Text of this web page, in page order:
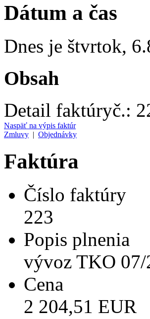
Dátum a čas
Dnes je štvrtok,
Obsah
Detail faktúryč.:
Naspäť na výpis faktúr
Zmluvy | Objednávky
Faktúra
Číslo faktúry
223
Popis plnenia
vývoz TKO 07/
Cena
2 204,51 EUR